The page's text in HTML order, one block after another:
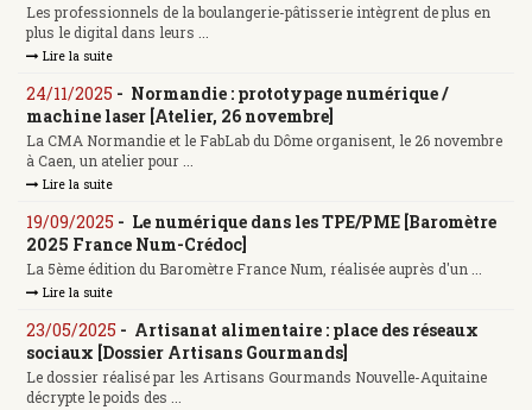
Les professionnels de la boulangerie-pâtisserie intègrent de plus en
plus le digital dans leurs ...
Lire la suite
24/11/2025 - Normandie : prototypage numérique /
machine laser [Atelier, 26 novembre]
La CMA Normandie et le FabLab du Dôme organisent, le 26 novembre
à Caen, un atelier pour ...
Lire la suite
19/09/2025 - Le numérique dans les TPE/PME [Baromètre
2025 France Num-Crédoc]
La 5ème édition du Baromètre France Num, réalisée auprès d'un ...
Lire la suite
23/05/2025 - Artisanat alimentaire : place des réseaux
sociaux [Dossier Artisans Gourmands]
Le dossier réalisé par les Artisans Gourmands Nouvelle-Aquitaine
décrypte le poids des ...